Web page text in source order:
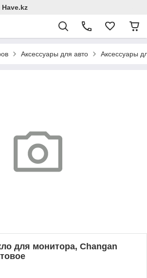
Have.kz
Аксессуары для авто Аксессуары
для монитора, Changan